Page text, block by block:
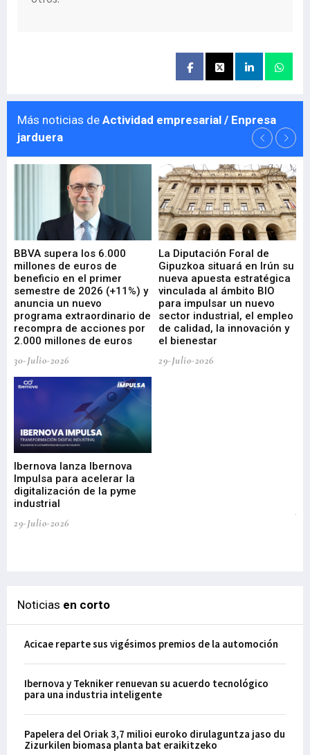
Más noticias de Actividad empresarial / Enpresa
jarduera
BBVA supera los 6.000
millones de euros de
beneficio en el primer
semestre de 2026 (+11%) y
anuncia un nuevo
programa extraordinario de
recompra de acciones por
2.000 millones de euros
30-Julio-2026
La Diputación Foral de
Gipuzkoa situará en Irún su
nueva apuesta estratégica
vinculada al ámbito BIO
para impulsar un nuevo
sector industrial, el empleo
de calidad, la innovación y
el bienestar
29-Julio-2026
Ibernova lanza Ibernova
Impulsa para acelerar la
digitalización de la pyme
industrial
29-Julio-2026
Noticias en corto
Acicae reparte sus vigésimos premios de la automoción
Ibernova y Tekniker renuevan su acuerdo tecnológico
para una industria inteligente
Papelera del Oriak 3,7 milioi euroko dirulaguntza jaso du
Zizurkilen biomasa planta bat eraikitzeko